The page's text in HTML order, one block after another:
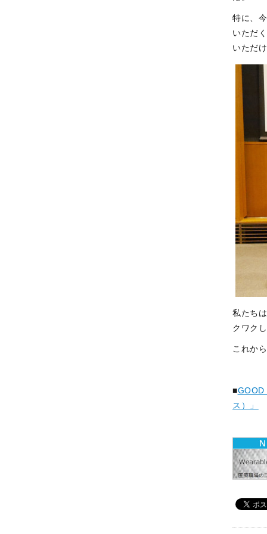
特に、
いただ
いただ
私たち
クワク
これか
■GOOD
ス）」